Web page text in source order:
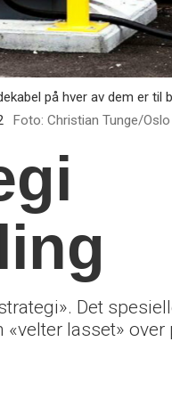
på hver av dem er
Foto: Christian Tunge/
Det
lasset»